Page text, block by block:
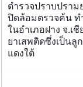
ตำรวจปราบปราม
ปิดล้อมตรวจค้น ท
ในอำเภอฝาง จ.เ
ยาเสพติดซึ่งเป็นลู
แดงใต้